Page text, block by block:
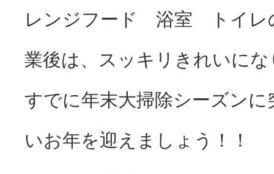
レンジフード 浴室 トイ
業後は、スッキリきれいに
すでに年末大掃除シーズン
いお年を迎えましょう！！